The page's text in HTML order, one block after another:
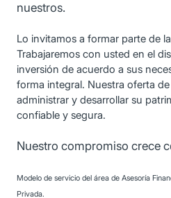
nuestros.
Lo invitamos a formar parte de
Trabajaremos con usted en el
inversión de acuerdo a sus
forma integral. Nuestra oferta
administrar y desarrollar su
confiable y segura.
Nuestro compromiso crece
Modelo de servicio del área de Asesoría
Privada.